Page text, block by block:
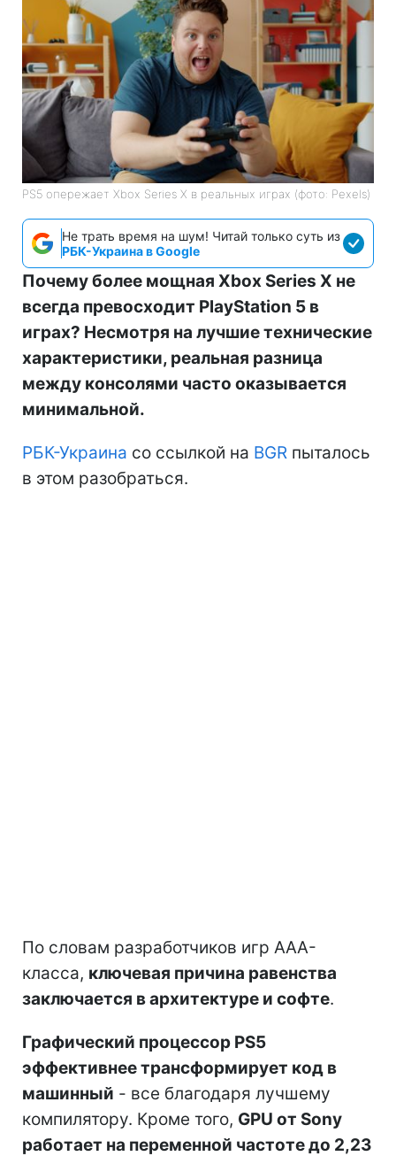
PS5 опережает Xbox Series X в реальных играх (фото: Pexels)
Не трать время на шум! Читай только суть из
РБК-Украина в Google
Почему более мощная Xbox Series X не
всегда превосходит PlayStation 5 в
играх? Несмотря на лучшие технические
характеристики, реальная разница
между консолями часто оказывается
минимальной.
РБК-Украина со ссылкой на BGR пыталось
в этом разобраться.
По словам разработчиков игр AAA-
класса, ключевая причина равенства
заключается в архитектуре и софте.
Графический процессор PS5
эффективнее трансформирует код в
машинный - все благодаря лучшему
компилятору. Кроме того, GPU от Sony
работает на переменной частоте до 2,23